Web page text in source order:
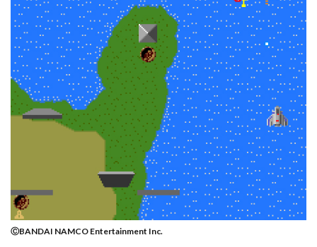
ⒸBANDAI NAMCO Entertainment Inc.